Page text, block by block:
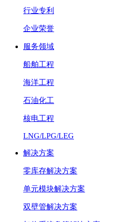
行业专利
企业荣誉
服务领域
船舶工程
海洋工程
石油化工
核电工程
LNG/LPG/LEG
解决方案
零库存解决方案
单元模块解决方案
双壁管解决方案